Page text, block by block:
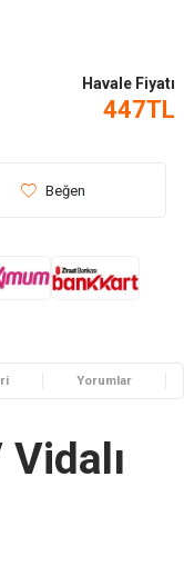
Havale Fiyatı
447TL
Beğen
Yorumlar